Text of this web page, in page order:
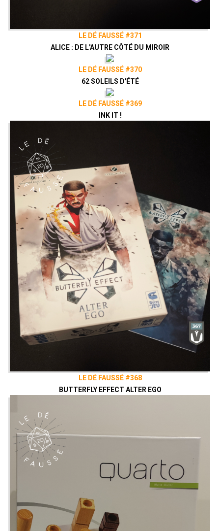
LE DÉ FAUSSÉ #371
ALICE : DE L'AUTRE CÔTÉ DU MIROIR
LE DÉ FAUSSÉ #370
62 SOLEILS D'ÉTÉ
LE DÉ FAUSSÉ #369
INK IT !
LE DÉ FAUSSÉ #368
BUTTERFLY EFFECT ALTER EGO